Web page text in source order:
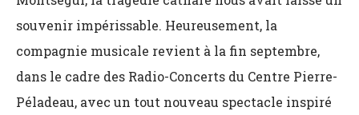
souvenir impérissable. Heureusement, la
compagnie musicale revient à la fin septembre,
dans le cadre des Radio-Concerts du Centre Pierre-
Péladeau, avec un tout nouveau spectacle inspiré